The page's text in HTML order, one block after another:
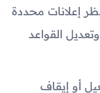
إعلانات محددة
القواعد
أو إيقاف